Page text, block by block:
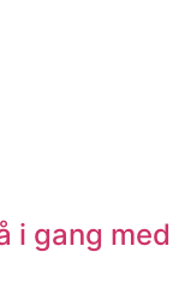
i gang med